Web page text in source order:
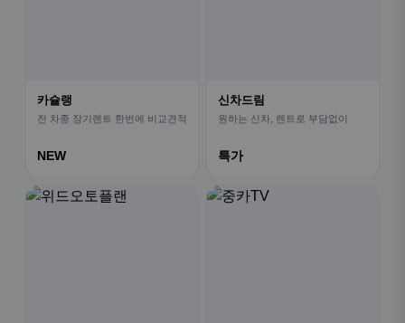
카슐랭
전 차종 장기렌트 한번에 비교견적
NEW
신차드림
원하는 신차, 렌트로 부담없이
특가